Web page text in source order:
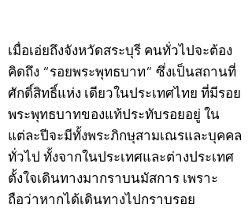
เมื่อเอ่ยถึงจังหวัดสระบุรี คนทั่วไปจะต้อง
คิดถึง “รอยพระพุทธบาท” ซึ่งเป็นสถานที่
ศักดิ์สิทธิ์แห่ง เดียวในประเทศไทย ที่มีรอย
พระพุทธบาทของแท้ประทับรอยอยู่ ใน
แต่ละปีจะมีทั้งพระภิกษุสามเณรและบุคคล
ทั่วไป ทั้งจากในประเทศและต่างประเทศ
ตั้งใจเดินทางมากราบนมัสการ เพราะ
ถือว่าหากได้เดินทางไปกราบรอย